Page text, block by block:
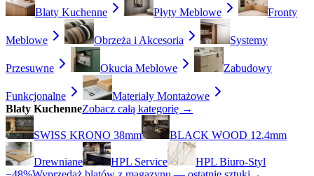
Blaty Kuchenne Płyty Meblowe Fronty
Meblowe Obrzeża i Akcesoria Systemy
Przesuwne Okucia Meblowe Zabudowy
Funkcjonalne
Materiały Montażowe
Blaty KuchenneZobacz całą kategorię →
SWISS KRONO 38mm BLACK WOOD 12.4mm
Drewniane HPL Service
HPL Biuro-Styl